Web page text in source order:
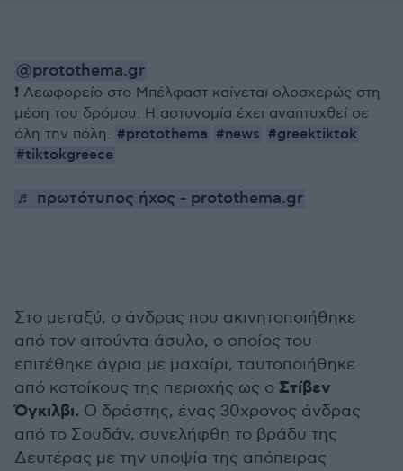
@protothema.gr
❗️ Λεωφορείο στο Μπέλφαστ καίγεται ολοσχερώς στη
μέση του δρόμου. Η αστυνομία έχει αναπτυχθεί σε
όλη την πόλη. #protothema #news #greektiktok
#tiktokgreece
♬ πρωτότυπος ήχος - protothema.gr
Στο μεταξύ, ο άνδρας που ακινητοποιήθηκε
από τον αιτούντα άσυλο, ο οποίος του
επιτέθηκε άγρια με μαχαίρι, ταυτοποιήθηκε
από κατοίκους της περιοχής ως ο Στίβεν
Όγκιλβι. Ο δράστης, ένας 30χρονος άνδρας
από το Σουδάν, συνελήφθη το βράδυ της
Δευτέρας με την υποψία της απόπειρας